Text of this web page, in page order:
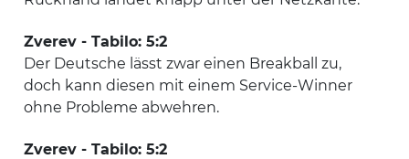
Zverev - Tabilo: 5:2
Der Deutsche lässt zwar einen Breakball zu,
doch kann diesen mit einem Service-Winner
ohne Probleme abwehren.
Zverev - Tabilo: 5:2